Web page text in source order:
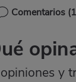
Comentarios
y